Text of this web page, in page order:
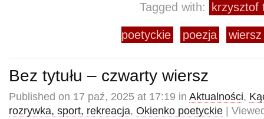
Tagged with: krzysztof
poetyckie poezja wiersz
Bez tytułu – czwarty wiersz
Published on 17 paź, 2025 at 17:19 in Aktualności,
rozrywka, sport, rekreacja, Okienko poetyckie |